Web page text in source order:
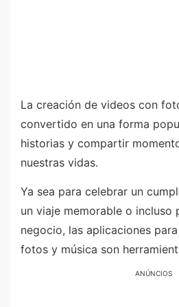
La creación de videos con
convertido en una forma
historias y compartir
nuestras vidas.
Ya sea para celebrar un
un viaje memorable o incluso
negocio, las aplicaciones
fotos y música son
ANÚNCIOS